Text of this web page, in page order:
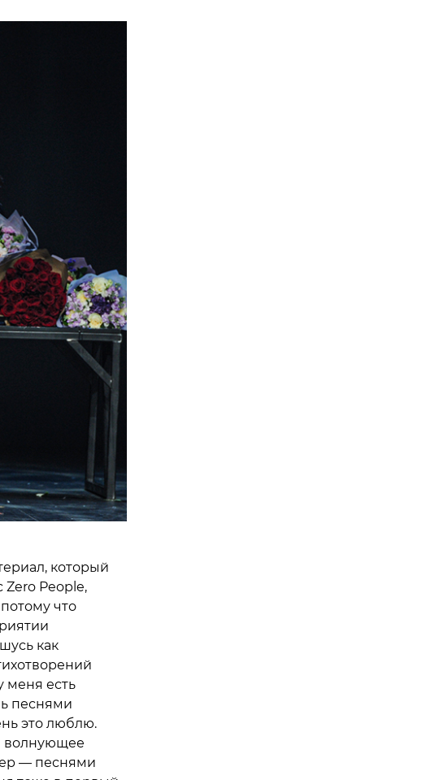
который
Zero People,
что
как
меня есть
песнями
это люблю.
волнующее
— песнями